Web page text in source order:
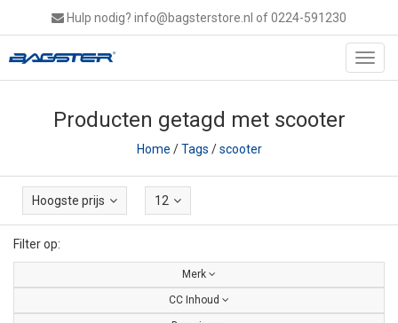
Hulp nodig? info@bagsterstore.nl of 0224-591230
Producten getagd met scooter
Home /Tags /scooter
Hoogste prijs 12
Filter op:
Merk
CC Inhoud